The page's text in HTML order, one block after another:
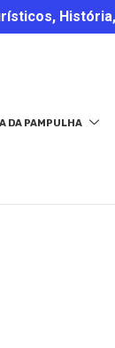
DA PAMPULHA